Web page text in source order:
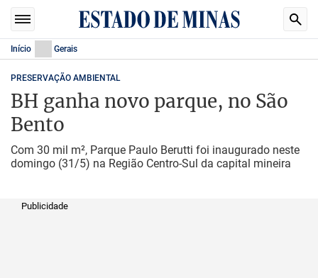
Início Gerais
PRESERVAÇÃO AMBIENTAL
BH ganha novo parque, no São
Bento
Com 30 mil m², Parque Paulo Berutti foi inaugurado neste
domingo (31/5) na Região Centro-Sul da capital mineira
Publicidade